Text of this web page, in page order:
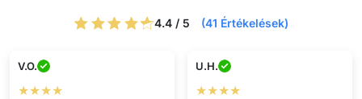
4.4 / 5 (41 Értékelések)
V.O.
★★★★
U.H.
★★★★